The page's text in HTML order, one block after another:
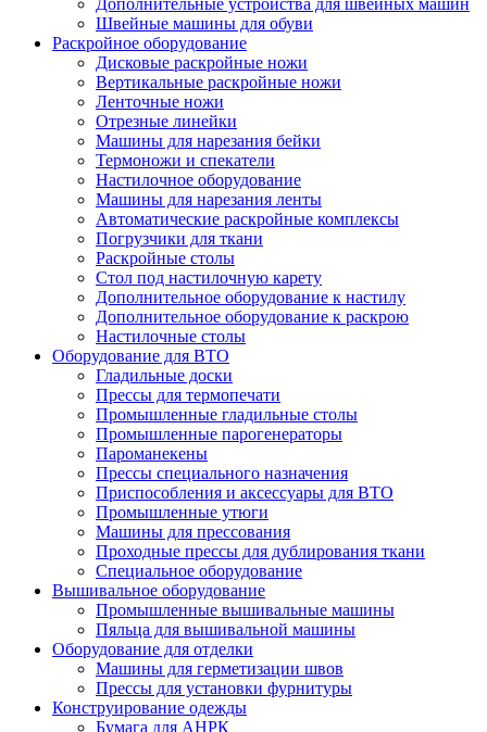
Дополнительные устройства для швейных машин
Швейные машины для обуви
Раскройное оборудование
Дисковые раскройные ножи
Вертикальные раскройные ножи
Ленточные ножи
Отрезные линейки
Машины для нарезания бейки
Термоножи и спекатели
Настилочное оборудование
Машины для нарезания ленты
Автоматические раскройные комплексы
Погрузчики для ткани
Раскройные столы
Стол под настилочную карету
Дополнительное оборудование к настилу
Дополнительное оборудование к раскрою
Настилочные столы
Оборудование для ВТО
Гладильные доски
Прессы для термопечати
Промышленные гладильные столы
Промышленные парогенераторы
Пароманекены
Прессы специального назначения
Приспособления и аксессуары для ВТО
Промышленные утюги
Машины для прессования
Проходные прессы для дублирования ткани
Специальное оборудование
Вышивальное оборудование
Промышленные вышивальные машины
Пяльца для вышивальной машины
Оборудование для отделки
Машины для герметизации швов
Прессы для установки фурнитуры
Конструирование одежды
Бумага для АНРК